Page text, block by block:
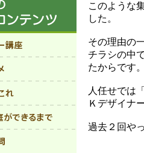
このような
した。
その理由の
チラシの中
たからです。
人任せでは
Ｋデザイナ
過去２回や